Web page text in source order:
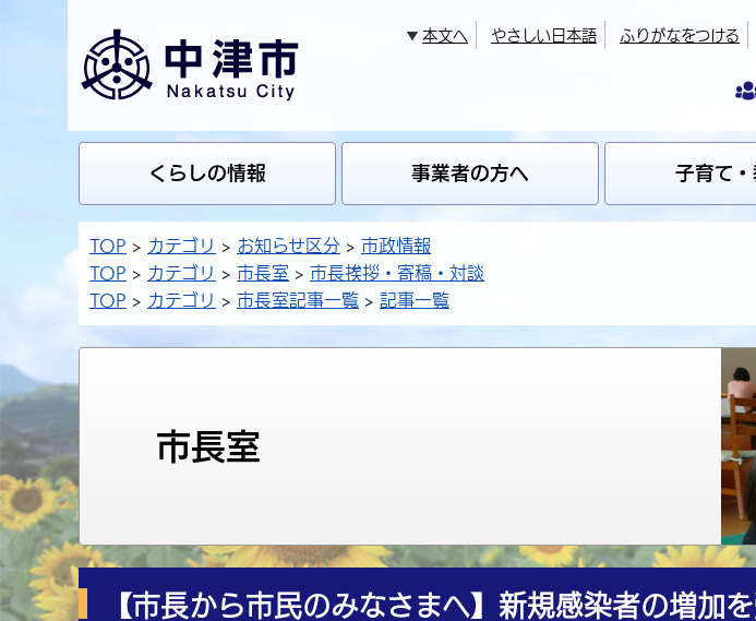
本文へ やさしい日本語 ふりがなをつける
くらしの情報 事業者の方へ 子育て・
TOP カテゴリ お知らせ区分
市政情報
TOP
カテゴリ 市長室
市長挨拶・寄稿・対談
TOP
カテゴリ 市長室記事一覧 記事一覧
市長室
【市長から市民のみなさまへ】新規感染者の増加